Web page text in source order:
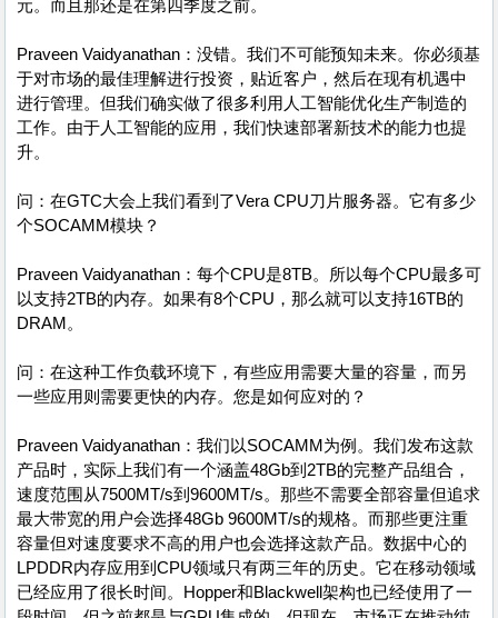
元。而且那还是在第四季度之前。
Praveen Vaidyanathan：没错。我们不可能预知未来。你必须基
于对市场的最佳理解进行投资，贴近客户，然后在现有机遇中
进行管理。但我们确实做了很多利用人工智能优化生产制造的
工作。由于人工智能的应用，我们快速部署新技术的能力也提
升。
问：在GTC大会上我们看到了Vera CPU刀片服务器。它有多少
个SOCAMM模块？
Praveen Vaidyanathan：每个CPU是8TB。所以每个CPU最多可
以支持2TB的内存。如果有8个CPU，那么就可以支持16TB的
DRAM。
问：在这种工作负载环境下，有些应用需要大量的容量，而另
一些应用则需要更快的内存。您是如何应对的？
Praveen Vaidyanathan：我们以SOCAMM为例。我们发布这款
产品时，实际上我们有一个涵盖48Gb到2TB的完整产品组合，
速度范围从7500MT/s到9600MT/s。那些不需要全部容量但追求
最大带宽的用户会选择48Gb 9600MT/s的规格。而那些更注重
容量但对速度要求不高的用户也会选择这款产品。数据中心的
LPDDR内存应用到CPU领域只有两三年的历史。它在移动领域
已经应用了很长时间。Hopper和Blackwell架构也已经使用了一